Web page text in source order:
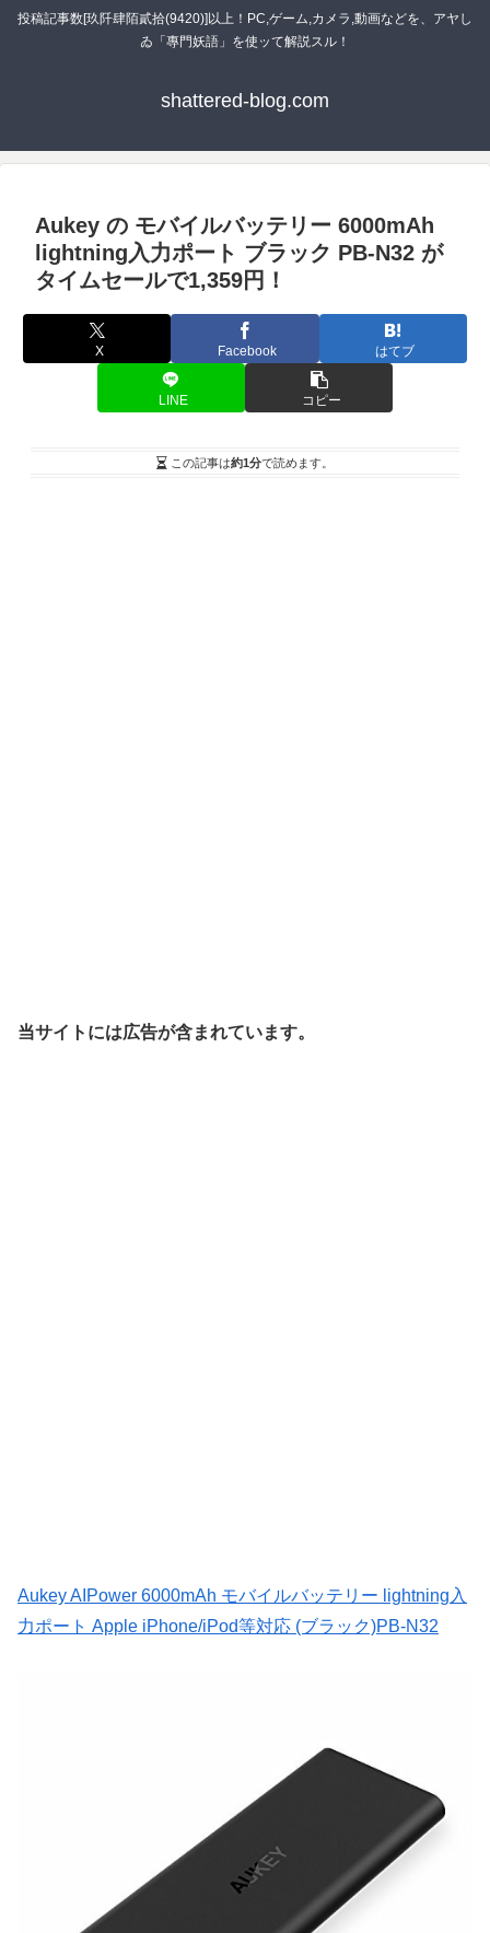
投稿記事数[玖阡肆陌貳拾(9420)]以上！PC,ゲーム,カメラ,動画などを、アヤし
ゐ「專門妖語」を使ッて解説スル！
shattered-blog.com
Aukey の モバイルバッテリー 6000mAh
lightning入力ポート ブラック PB-N32 が
タイムセールで1,359円！
X Facebook はてブ
LINE コピー
この記事は約1分で読めます。
当サイトには広告が含まれています。
Aukey AIPower 6000mAh モバイルバッテリー lightning入
力ポート Apple iPhone/iPod等対応 (ブラック)PB-N32